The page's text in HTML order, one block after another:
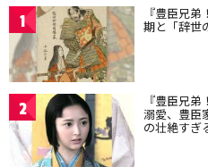
1 『豊臣兄
期と「辞世
2 『豊臣兄
溺愛、豊臣
の壮絶すぎ